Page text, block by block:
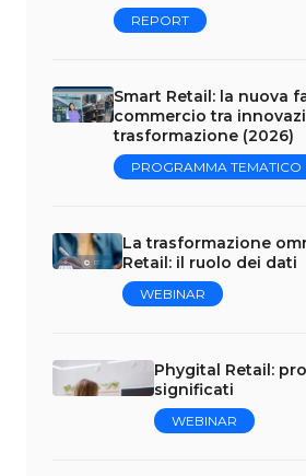
REPORT
Smart Retail: la nuova
commercio tra
trasformazione (2026)
PROGRAMMA TEMATICO
La trasformazione
Retail: il ruolo dei dati
WEBINAR
Phygital Retail:
significati
WEBINAR